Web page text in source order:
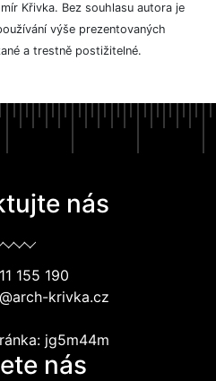
Křivka. Bez souhlasu autora je
výše prezentovaných
a trestně postižitelné.
nás
155 190
krivka.cz
jg5m44m
nás